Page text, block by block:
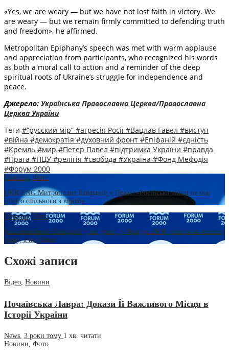
«Yes, we are weary — but we have not lost faith in victory. We
are weary — but we remain firmly committed to defending truth
and freedom», he affirmed.
Metropolitan Epiphany’s speech was met with warm applause
and appreciation from participants, who recognized his words
as both a moral call to action and a reminder of the deep
spiritual roots of Ukraine’s struggle for independence and
peace.
Джерело: Українська Православна Церква/Православна
Церква України
Теги #“русский мір” #агресія Росії #Вацлав Гавел #виступ
#війна #демократія #духовний фронт #Епіфаній #єдність
#Кремль #мир #Петер Павел #підтримка України #правда
#Прага #ПЦУ #релігія #свобода #Україна #Фонд Мефодія
#Форум 2000
Новини Фото
UKR/ENG Митрополит Епіфаній у Празі: «Російська війна не має
нічого спільного з вірою»
Новини, Фото
Блаженнійший Епіфаній узяв участь у Форумі 2000: релігія як чинник
миру, а не війни
Схожі записи
Відео Новини
Почаївська Лавра: Докази Її Важливого Місця в
Історії України
News, 3 роки тому 1 хв. читати
Новини, Фото